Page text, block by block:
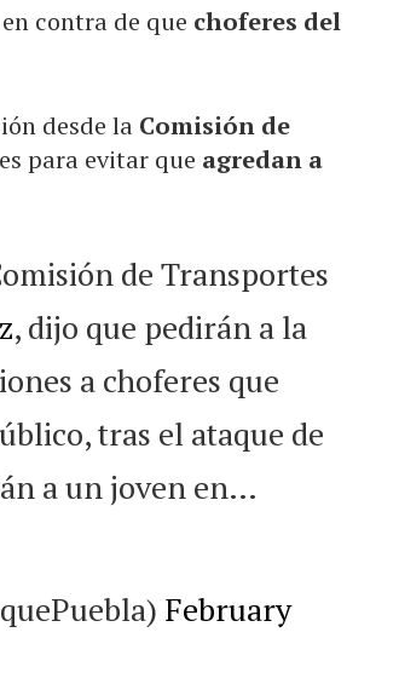
contra de que choferes del
desde la Comisión de
para evitar que agredan a
de Transportes
, dijo que pedirán a la
a choferes que
tras el ataque de
a un joven en…
February